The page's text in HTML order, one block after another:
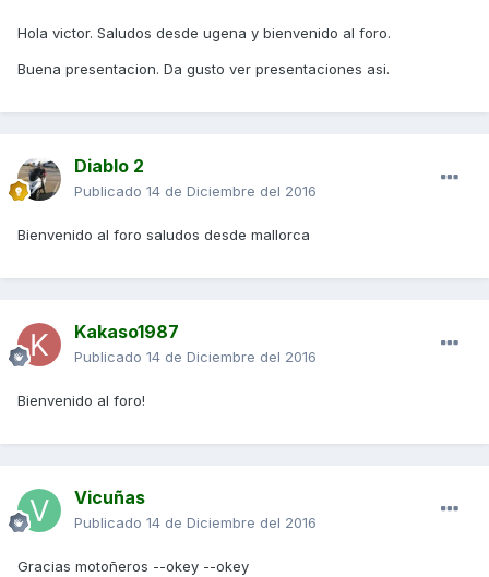
Hola victor. Saludos desde ugena y bienvenido al foro.
Buena presentacion. Da gusto ver presentaciones asi.
Diablo 2
Publicado 14 de Diciembre del 2016
Bienvenido al foro saludos desde mallorca
Kakaso1987
Publicado 14 de Diciembre del 2016
Bienvenido al foro!
Vicuñas
Publicado 14 de Diciembre del 2016
Gracias motoñeros --okey --okey